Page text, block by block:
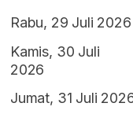
Rabu, 29 Juli 2026
Kamis, 30 Juli
2026
Jumat, 31 Juli